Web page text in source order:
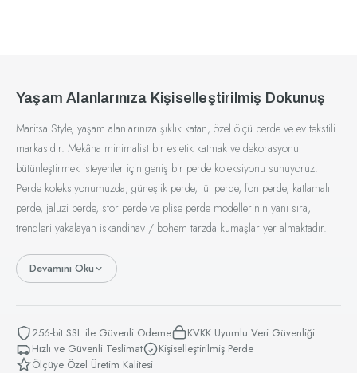
Yaşam Alanlarınıza Kişiselleştirilmiş Dokunuş
Maritsa Style, yaşam alanlarınıza şıklık katan, özel ölçü perde ve ev tekstili
markasıdır. Mekâna minimalist bir estetik katmak ve dekorasyonu
bütünleştirmek isteyenler için geniş bir perde koleksiyonu sunuyoruz.
Perde koleksiyonumuzda; güneşlik perde, tül perde, fon perde, katlamalı
perde, jaluzi perde, stor perde ve plise perde modellerinin yanı sıra,
trendleri yakalayan iskandinav / bohem tarzda kumaşlar yer almaktadır.
Devamını Oku
256-bit SSL ile Güvenli Ödeme
KVKK Uyumlu Veri Güvenliği
Hızlı ve Güvenli Teslimat
Kişiselleştirilmiş Perde
Ölçüye Özel Üretim Kalitesi